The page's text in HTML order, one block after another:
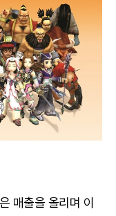
매출을 올리며 이